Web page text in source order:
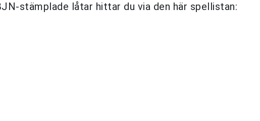
stämplade låtar hittar du via den här spellistan: